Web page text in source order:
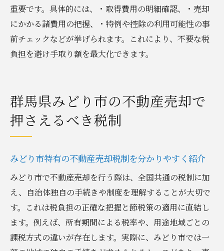
みどり市で実践する手取り額アップの工夫
売却後の資産運用を見据えた計算テクニッ
ク
実践的に使えるみどり市の税金対策ポイント
方
控除や特例の適用可否を早めに確認しよう
不動産売却後の税金対策に役立つ実践法
経験者の声を参考にした税金対策アイデア
売却後の確定申告手続きと注意点を解説
不動産売却後に必要な確定申告の流れを解
説
確定申告で失敗しないために準備する書類
重要です。具体的には、・取得費用の明細確認、・売却
にかかる諸費用の把握、・特例や控除の利用可能性の事
前チェックなどが挙げられます。これにより、不要な税
負担を避け手取り額を最大化できます。
群馬県みどり市の不動産売却で
押さえるべき税制
みどり市特有の不動産売却税制を分かりやすく紹介
みどり市で不動産売却を行う際は、全国共通の税制に加
え、自治体独自の手続きや制度を理解することが大切で
す。これは税負担の正確な把握と節税策の適用に直結し
ます。例えば、所有期間による税率や、用途地域ごとの
課税方式の違いが存在します。実際に、みどり市では一